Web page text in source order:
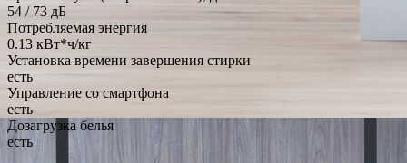
54 / 73 дБ
Потребляемая энергия
0.13 кВт*ч/кг
Установка времени завершения стирки
есть
Управление со смартфона
есть
Дозагрузка белья
есть